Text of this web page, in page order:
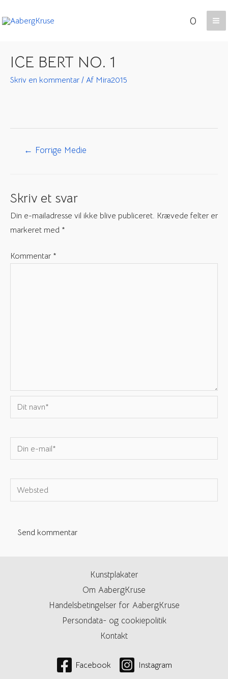
til
0
ICE BERT NO. 1
Skriv en kommentar / Af Mira2015
Indlægsnavigation
← Forrige Medie
Skriv et svar
Din e-mailadresse vil ikke blive publiceret. Krævede felter er
markeret med *
Kommentar *
Dit
navn*
Din
e-
Websted
Kunstplakater
Om AabergKruse
Handelsbetingelser for AabergKruse
Persondata- og cookiepolitik
Kontakt
Facebook Instagram